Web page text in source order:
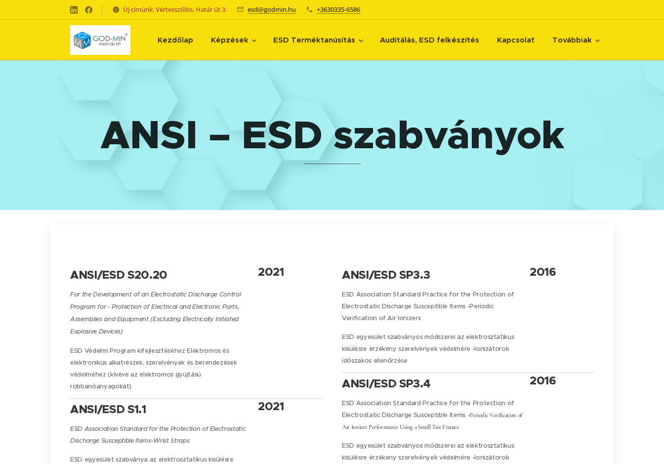
Új címünk: Vértesszőlös, Határ út 3. esd@godmin.hu +3630335-6586
Kezdőlap Képzések ESD Terméktanúsítás Auditálás, ESD felkészítés Kapcsolat Továbbiak
ANSI – ESD szabványok
ANSI/ESD S20.20
For the Development of an Electrostatic Discharge Control
Program for - Protection of Electrical and Electronic Parts,
Assemblies and Equipment (Excluding Electrically Initiated
Explosive Devices)
ESD Védelmi Program kifejlesztéséhez Elektromos és
elektronikus alkatrészek, szerelvények és berendezések
védelméhez (kivéve az elektromos gyújtású
robbanóanyagokat)
2021
ANSI/ESD S1.1
ESD Association Standard for the Protection of Electrostatic
Discharge Susceptible Items-Wrist Straps
ESD egyesület szabványa az elektrosztatikus kisülésre
2021
ANSI/ESD SP3.3
ESD Association Standard Practice for the Protection of
Electrostatic Discharge Susceptible Items -Periodic
Verification of Air Ionizers
ESD egyesület szabványos módszerei az elektrosztatikus
kisülésre érzékeny szerelvények védelmére -Ionizátorok
időszakos ellenőrzése
2016
ANSI/ESD SP3.4
ESD Association Standard Practice for the Protection of
Electrostatic Discharge Susceptible Items -Periodic Verification of
Air Ionizer Performance Using a Small Test Fixture
ESD egyesület szabványos módszerei az elektrosztatikus
kisülésre érzékeny szerelvények védelmére -Ionizátorok
2016